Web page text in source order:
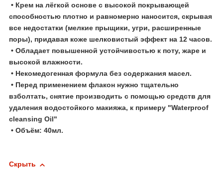
• Крем на лёгкой основе с высокой покрывающей
способностью плотно и равномерно наносится, скрывая
все недостатки (мелкие прыщики, угри, расширенные
поры), придавая коже шелковистый эффект на 12 часов.
• Обладает повышенной устойчивостью к поту, жаре и
высокой влажности.
• Некомедогенная формула без содержания масел.
• Перед применением флакон нужно тщательно
взболтать, снятие производить с помощью средств для
удаления водостойкого макияжа, к примеру "Waterproof
cleansing Oil"
• Объём: 40мл.
Скрыть